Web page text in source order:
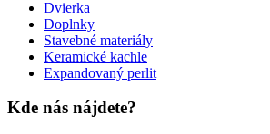
Dvierka
Doplnky
Stavebné materiály
Keramické kachle
Expandovaný perlit
Kde nás nájdete?